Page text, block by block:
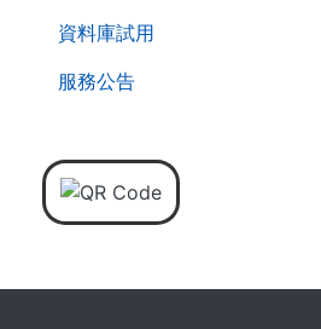
資料庫試用
服務公告